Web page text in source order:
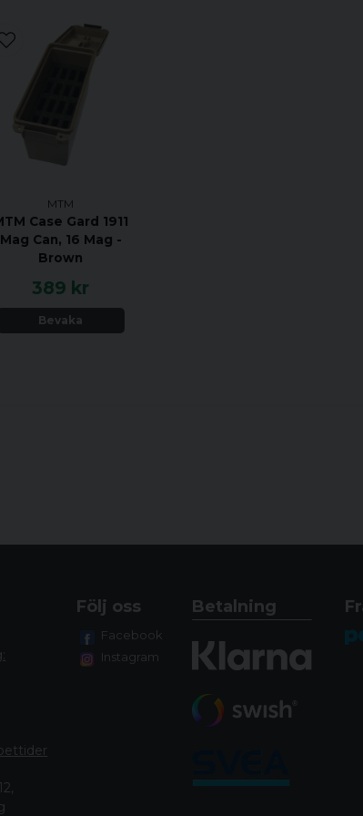
MTM
Case Gard 1911
Mag Can, 16 Mag -
Brown
389 kr
Bevaka
r
Följ oss
Facebook
Instagram
Betalning